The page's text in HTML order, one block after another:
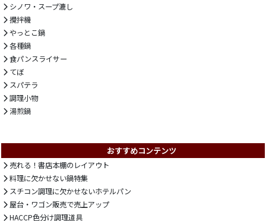
シノワ・スープ漉し
攪拌機
やっとこ鍋
各種鍋
食パンスライサー
てぼ
スパテラ
調理小物
湯煎鍋
おすすめコンテンツ
売れる！書店本棚のレイアウト
料理に欠かせない鍋特集
スチコン調理に欠かせないホテルパン
屋台・ワゴン販売で売上アップ
HACCP色分け調理道具